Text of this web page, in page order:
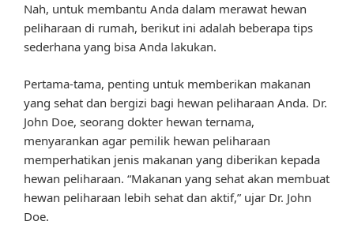
Nah, untuk membantu Anda dalam merawat hewan
peliharaan di rumah, berikut ini adalah beberapa tips
sederhana yang bisa Anda lakukan.
Pertama-tama, penting untuk memberikan makanan
yang sehat dan bergizi bagi hewan peliharaan Anda. Dr.
John Doe, seorang dokter hewan ternama,
menyarankan agar pemilik hewan peliharaan
memperhatikan jenis makanan yang diberikan kepada
hewan peliharaan. “Makanan yang sehat akan membuat
hewan peliharaan lebih sehat dan aktif,” ujar Dr. John
Doe.